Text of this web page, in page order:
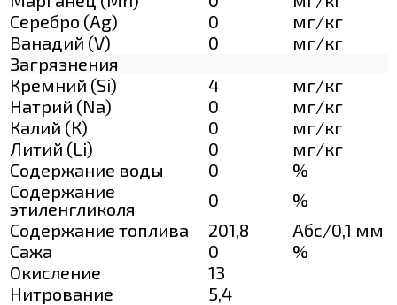
Серебро (Ag)
0
мг/кг
Ванадий (V)
0
мг/кг
Загрязнения
Кремний (Si)
4
мг/кг
Натрий (Na)
0
мг/кг
Калий (К)
0
мг/кг
Литий (Li)
0
мг/кг
Содержание воды
0
%
Содержание
этиленгликоля
0
%
Содержание топлива
201,8
Абс/0,1 мм
Сажа
0
%
Окисление
13
Нитрование
5,4